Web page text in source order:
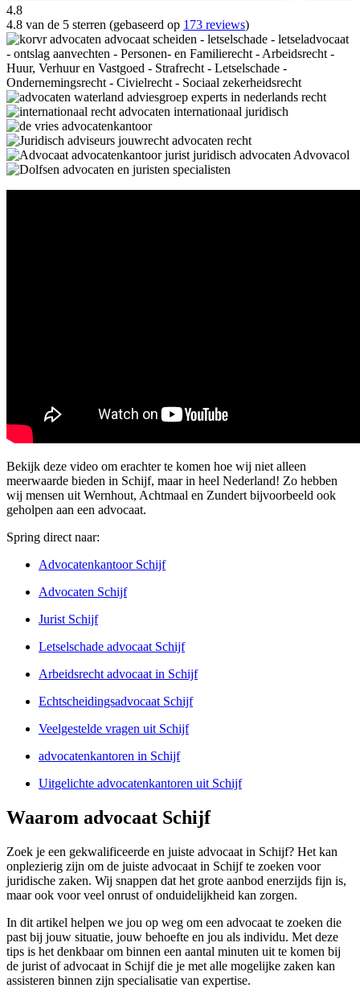
4.8
4.8 van de 5 sterren (gebaseerd op 173 reviews)
Bekijk deze video om erachter te komen hoe wij niet alleen
meerwaarde bieden in Schijf, maar in heel Nederland! Zo hebben
wij mensen uit Wernhout, Achtmaal en Zundert bijvoorbeeld ook
geholpen aan een advocaat.
Spring direct naar:
Advocatenkantoor Schijf
Advocaten Schijf
Jurist Schijf
Letselschade advocaat Schijf
Arbeidsrecht advocaat in Schijf
Echtscheidingsadvocaat Schijf
Veelgestelde vragen uit Schijf
advocatenkantoren in Schijf
Uitgelichte advocatenkantoren uit Schijf
Waarom advocaat Schijf
Zoek je een gekwalificeerde en juiste advocaat in Schijf? Het kan
onplezierig zijn om de juiste advocaat in Schijf te zoeken voor
juridische zaken. Wij snappen dat het grote aanbod enerzijds fijn is,
maar ook voor veel onrust of onduidelijkheid kan zorgen.
In dit artikel helpen we jou op weg om een advocaat te zoeken die
past bij jouw situatie, jouw behoefte en jou als individu. Met deze
tips is het denkbaar om binnen een aantal minuten uit te komen bij
de jurist of advocaat in Schijf die je met alle mogelijke zaken kan
assisteren binnen zijn specialisatie van expertise.